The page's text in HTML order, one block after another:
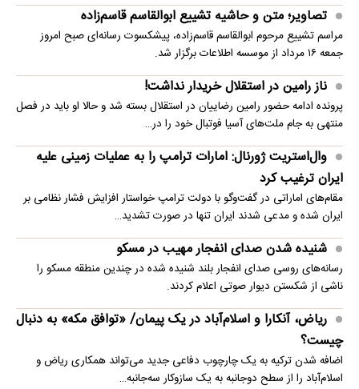
تصاویر؛ متن و حاشیه تشییع ابوالقاسم قاسم‌زاده
مراسم تشییع مرحوم ابوالقاسم قاسم‌زاده، پیشکسوت رسانه‌ای صبح امروز
جمعه ۱۶ مرداد از موسسه اطلاعات برگزار شد.
ناز رامین در استقلال خریدار نداشت!
پرونده ادامه حضور رامین رضاییان در استقلال بسته شد و حالا او باید در فصل
منتهی به جام ملت‌های آسیا فوتبال خود را در…
وال‌استریت ژورنال: امارات ترامپ را به عملیات زمینی علیه
ایران ترغیب کرد
مقام‌های اماراتی در گفت‌وگو با دولت ترامپ خواستار افزایش فشار نظامی بر
ایران شده و مدعی شدند ایران تنها در صورت تشدید…
شنیده شدن صدای انفجار مهیب در مسکو
رسانه‌های روسی صدای انفجار بلند شنیده شده در چندین منطقه مسکو را
ناشی از شکستن دیوار صوتی اعلام کردند.
ریاض، آنکارا و اسلام‌آباد در یک پیمان/ «توافق مکه» به دنبال
چیست؟
اضافه شدن ترکیه به یک چارچوب دفاعی جدید می‌تواند همکاری ریاض و
اسلام‌آباد را از سطح دوجانبه به یک سازوکار سه‌جانبه…